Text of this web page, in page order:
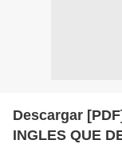
Descargar
INGLES QUE